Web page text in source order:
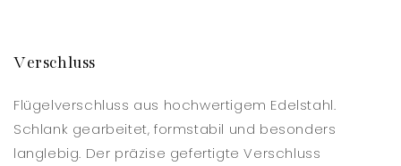
Verschluss
Flügelverschluss aus hochwertigem Edelstahl.
Schlank gearbeitet, formstabil und besonders
langlebig. Der präzise gefertigte Verschluss